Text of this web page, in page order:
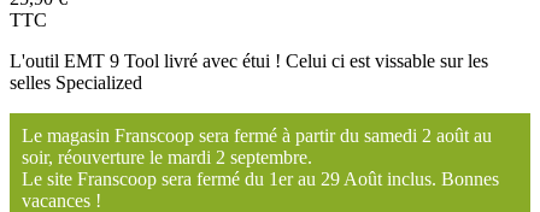
TTC
L'outil EMT 9 Tool livré avec étui ! Celui ci est vissable sur les
selles Specialized
Le magasin Franscoop sera fermé à partir du samedi 2 août au
soir, réouverture le mardi 2 septembre.
Le site Franscoop sera fermé du 1er au 29 Août inclus. Bonnes
vacances !